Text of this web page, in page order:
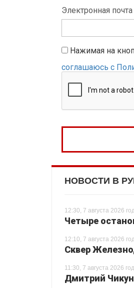
Электронная
Нажимая на
соглашаюсь с
НОВОСТИ В
12:30, 7 августа 2026
Четыре
12:10, 7 августа 2026
Сквер
11:30, 7 августа 2026
Дмитрий